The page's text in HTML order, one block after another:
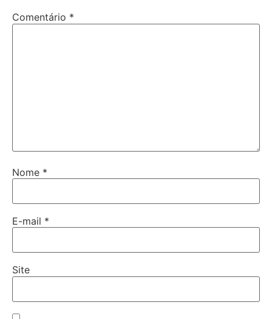
Comentário *
Nome *
E-mail *
Site